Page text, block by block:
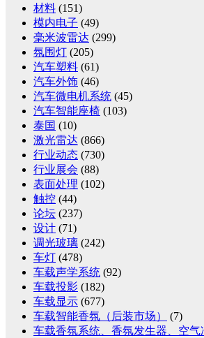
材料 (151)
模内电子 (49)
毫米波雷达 (299)
氛围灯 (205)
汽车塑料 (61)
汽车外饰 (46)
汽车微电机系统 (45)
汽车智能座椅 (103)
泰国 (10)
激光雷达 (866)
行业动态 (730)
行业展会 (88)
表面处理 (102)
触控 (44)
论坛 (237)
设计 (71)
调光玻璃 (242)
车灯 (478)
车载声学系统 (92)
车载投影 (182)
车载显示 (677)
车载智能香氛（后装市场）
(7)
车载香氛系统、香氛发生器、空气